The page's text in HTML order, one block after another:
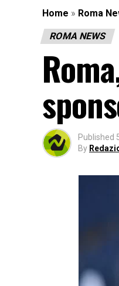
Home » Roma
ROMA NEWS
Published
By